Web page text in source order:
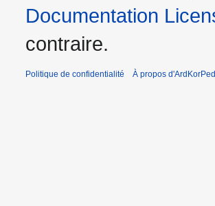
Documentation
contraire.
Politique de confidentialité À propos